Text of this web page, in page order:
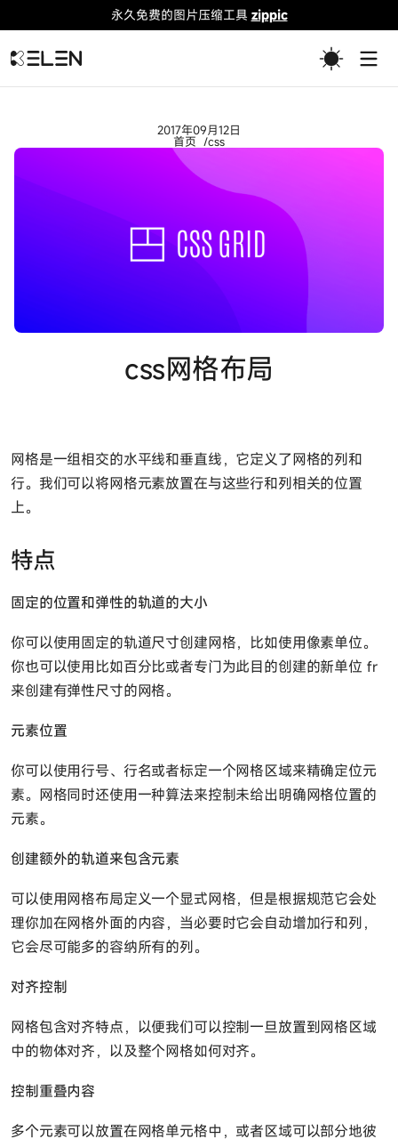
永久免费的图片压缩工具 zippic
2017年09月12日
首页 css
css网格布局
网格是一组相交的水平线和垂直线，它定义了网格的列和
行。我们可以将网格元素放置在与这些行和列相关的位置
上。
特点
固定的位置和弹性的轨道的大小
你可以使用固定的轨道尺寸创建网格，比如使用像素单位。
你也可以使用比如百分比或者专门为此目的创建的新单位 fr
来创建有弹性尺寸的网格。
元素位置
你可以使用行号、行名或者标定一个网格区域来精确定位元
素。网格同时还使用一种算法来控制未给出明确网格位置的
元素。
创建额外的轨道来包含元素
可以使用网格布局定义一个显式网格，但是根据规范它会处
理你加在网格外面的内容，当必要时它会自动增加行和列，
它会尽可能多的容纳所有的列。
对齐控制
网格包含对齐特点，以便我们可以控制一旦放置到网格区域
中的物体对齐，以及整个网格如何对齐。
控制重叠内容
多个元素可以放置在网格单元格中，或者区域可以部分地彼